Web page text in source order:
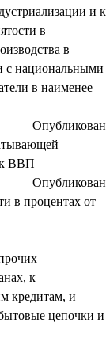
и к
в
в
с национальными
в наименее
Опубликован
к ВВП
Опубликован
в процентах от
к
кредитам, и
цепочки и